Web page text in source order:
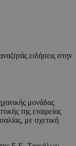
ειδήσεις στην
μονάδας
της εταιρείας
με σχετική